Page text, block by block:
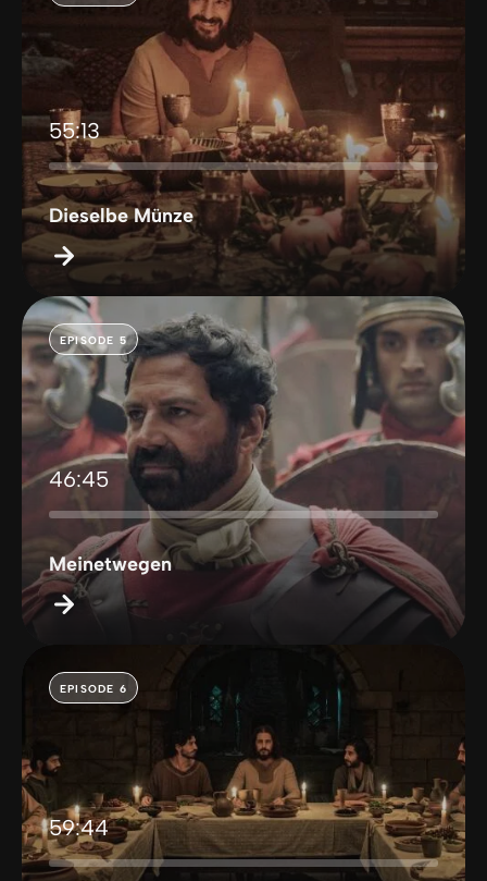
55:13
Dieselbe Münze
EPISODE 5
46:45
Meinetwegen
EPISODE 6
59:44